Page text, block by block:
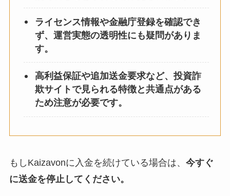
ライセンス情報や金融庁登録を確認でき
ず、運営実態の透明性にも疑問がありま
す。
高利益保証や追加送金要求など、投資詐
欺サイトで見られる特徴と共通点がある
ため注意が必要です。
もしKaizavonに入金を続けている場合は、 今すぐ
に送金を停止してください。